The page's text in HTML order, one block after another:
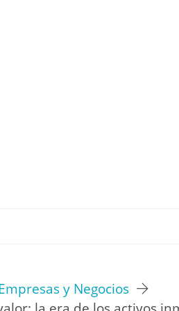
y Negocios